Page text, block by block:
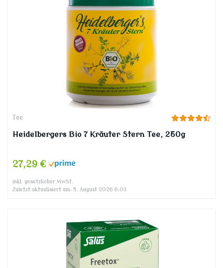
Tee
Heidelbergers Bio 7 Kräuter Stern Tee, 250g
27,29 €
inkl. gesetzlicher MwSt.
Zuletzt aktualisiert am: 8. August 2026 6:03